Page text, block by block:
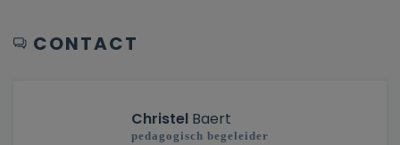
CONTACT
Christel Baert
pedagogisch begeleider